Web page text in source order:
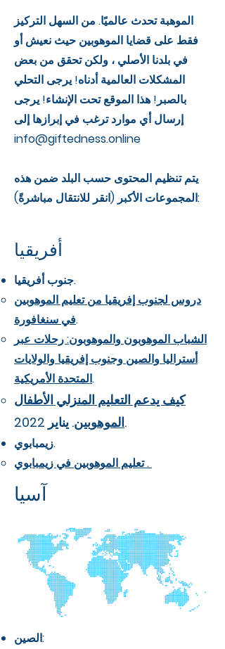
الموهبة تحدث عالميًا. من السهل التركيز
فقط على قضايا الموهوبين حيث نعيش أو
في بلدنا الأصلي ، ولكن تحقق من بعض
المشكلات العالمية أدناه! يرجى التحلي
بالصبر! هذا الموقع تحت الإنشاء! يرجى
إرسال أي موارد ترغب في إبرازها إلى
info@giftedness.online
يتم تنظيم المحتوى حسب البلد ضمن هذه
المجموعات الأكبر (انقر للانتقال مباشرةً):
أفريقيا
جنوب أفريقيا.
دروس لجنوب إفريقيا من تعليم الموهوبين
في سنغافورة.
الشباب الموهوبون والموهوبون: رحلات عبر
أستراليا والصين وجنوب إفريقيا والولايات
المتحدة الأمريكية.
كيف يدعم التعليم المنزلي الأطفال
الموهوبين. يناير 2022.
زيمبابوي.
تعليم الموهوبين في زيمبابوي .
آسيا
الصين: